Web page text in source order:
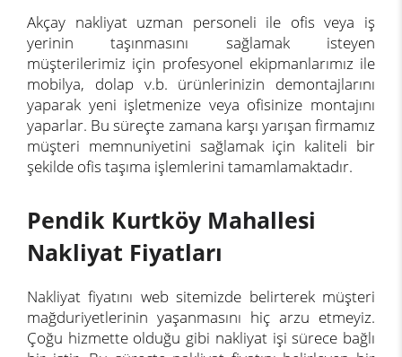
Akçay nakliyat uzman personeli ile ofis veya iş
yerinin taşınmasını sağlamak isteyen
müşterilerimiz için profesyonel ekipmanlarımız ile
mobilya, dolap v.b. ürünlerinizin demontajlarını
yaparak yeni işletmenize veya ofisinize montajını
yaparlar. Bu süreçte zamana karşı yarışan firmamız
müşteri memnuniyetini sağlamak için kaliteli bir
şekilde ofis taşıma işlemlerini tamamlamaktadır.
Pendik Kurtköy Mahallesi
Nakliyat Fiyatları
Nakliyat fiyatını web sitemizde belirterek müşteri
mağduriyetlerinin yaşanmasını hiç arzu etmeyiz.
Çoğu hizmette olduğu gibi nakliyat işi sürece bağlı